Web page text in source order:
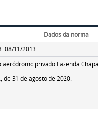
Dados da norma
08/11/2013
aeródromo privado Fazenda
de 31 de agosto de 2020.